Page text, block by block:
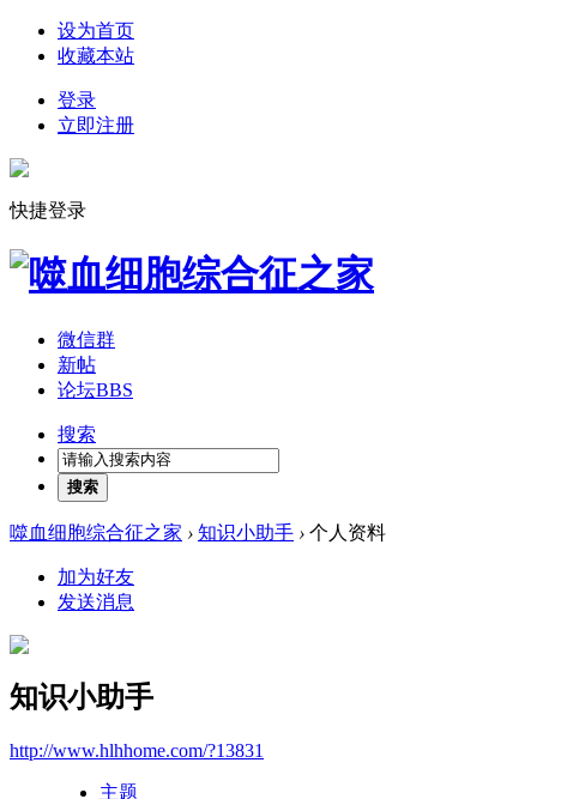
设为首页
收藏本站
登录
立即注册
快捷登录
微信群
新帖
论坛BBS
搜索
搜索
噬血细胞综合征之家 › 知识小助手 › 个人资料
加为好友
发送消息
知识小助手
http://www.hlhhome.com/?13831
主题